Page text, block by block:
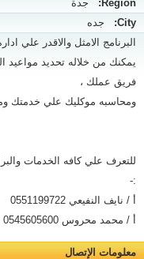
Region:
جدة
City:
جده
البرنامج الامثل والاقدر علي
يمكنك من خلاله تحديد مواعيد
فريق عملك ،
ومحاسبه موكليك علي خدمتك
للتعرف علي كافه الخدمات
:-
أ / نايف النفيعي 0551199722
أ / محمد محروس 0545605600
معلومات الإتصال